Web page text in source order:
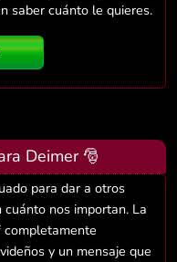
saber cuánto le quieres.
Deimer 🎅
para dar a otros
nos importan. La
completamente
y un mensaje que